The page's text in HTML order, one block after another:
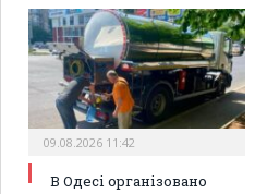
09.08.2026 11:42
В Одесі організовано